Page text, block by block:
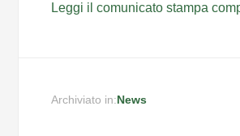
Leggi il comunicato stampa
Archiviato in:News